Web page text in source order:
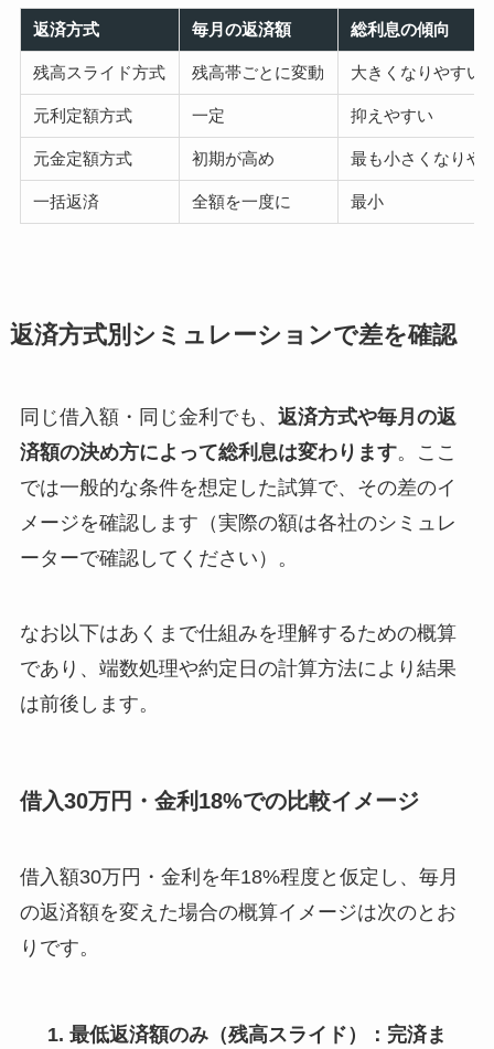
返済方式 毎月の返済額 総利息の傾向
残高スライド方式 残高帯ごとに変動 大きくなりやすい
元利定額方式 一定 抑えやすい
元金定額方式 初期が高め 最も小さくなりや
一括返済 全額を一度に 最小
返済方式別シミュレーションで差を確認
同じ借入額・同じ金利でも、 返済方式や毎月の返
済額の決め方によって総利息は変わります。ここ
では一般的な条件を想定した試算で、その差のイ
メージを確認します（実際の額は各社のシミュレ
ーターで確認してください）。
なお以下はあくまで仕組みを理解するための概算
であり、端数処理や約定日の計算方法により結果
は前後します。
借入30万円・金利18%での比較イメージ
借入額30万円・金利を年18%程度と仮定し、毎月
の返済額を変えた場合の概算イメージは次のとお
りです。
最低返済額のみ（残高スライド）：完済ま